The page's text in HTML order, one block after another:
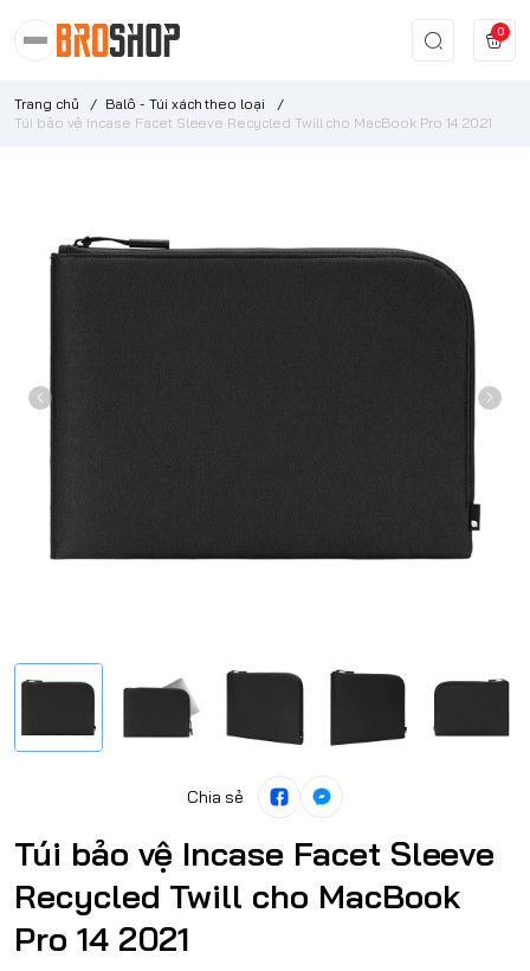
0
Trang chủ / Balô - Túi xách theo loại
/
Túi bảo vệ Incase Facet Sleeve Recycled Twill cho MacBook Pro 14 2021
Chia sẻ
Túi bảo vệ Incase Facet Sleeve
Recycled Twill cho MacBook
Pro 14 2021